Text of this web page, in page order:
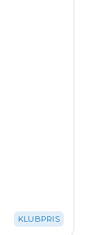
KLUBPRIS